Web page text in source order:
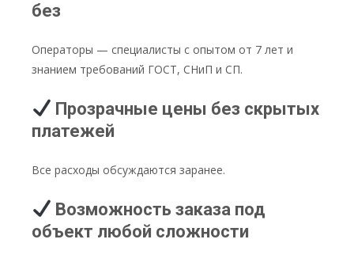
без
Операторы — специалисты с опытом от 7 лет и
знанием требований ГОСТ, СНиП и СП.
Прозрачные цены без скрытых
платежей
Все расходы обсуждаются заранее.
Возможность заказа под
объект любой сложности